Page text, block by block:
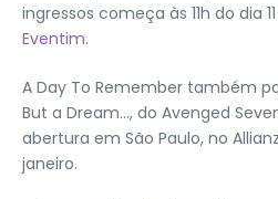
ingressos começa às 11h do dia
Eventim.
A Day To Remember também
But a Dream…, do Avenged
abertura em São Paulo, no
janeiro.